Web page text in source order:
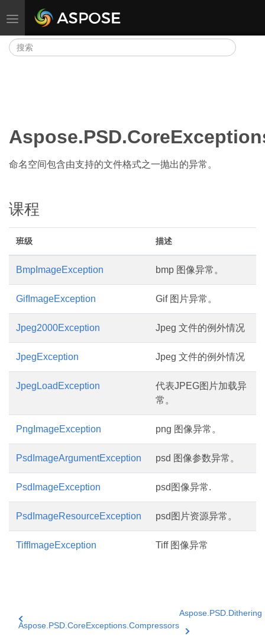
切换导航
命名空间包含由支持的文件格式之一抛出的异常。
课程
班级 描述
BmpImageException bmp 图像异常。
GifImageException Gif 图片异常。
Jpeg2000Exception Jpeg 文件的例外情况
JpegException Jpeg 文件的例外情况
JpegLoadException
代表JPEG图片加载异
常。
PngImageException png 图像异常。
PsdImageArgumentException psd 图像参数异常。
PsdImageException psd图像异常.
PsdImageResourceException psd图片资源异常。
TiffImageException Tiff 图像异常
Aspose.PSD.CoreExceptions.Compressors
Aspose.PSD.Dithering